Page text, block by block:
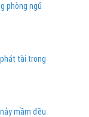
phòng ngủ
tài trong
mầm đều